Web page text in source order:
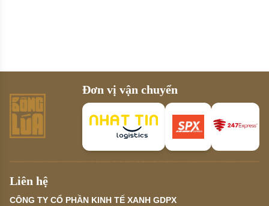
Đơn vị vận chuyển
Liên hệ
CÔNG TY CỔ PHẦN KINH TẾ XANH GDPX